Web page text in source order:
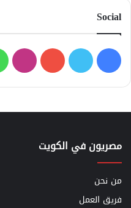
Social
فيسبوك
تويتر يوتيوب
مصريون في الكويت
من نحن
فريق العمل